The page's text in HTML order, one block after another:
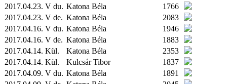
2017.04.23. V du. Katona Béla
1766
2017.04.23. V de. Katona Béla
2083
2017.04.16. V du. Katona Béla
1946
2017.04.16. V de. Katona Béla
1883
2017.04.14. Kül. Katona Béla
2353
2017.04.14. Kül. Kulcsár Tibor
1837
2017.04.09. V du. Katona Béla
1891